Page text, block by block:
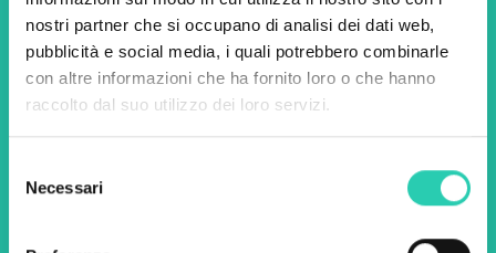
nostri partner che si occupano di analisi dei dati web,
pubblicità e social media, i quali potrebbero combinarle
con altre informazioni che ha fornito loro o che hanno
raccolto dal suo utilizzo dei loro servizi.
delNecessari
Non perderti i prossimi
eventi! Iscriviti alla
newsletter di GO! 2025 per
scoprire tutte le nostre
iniziative.
Nome *